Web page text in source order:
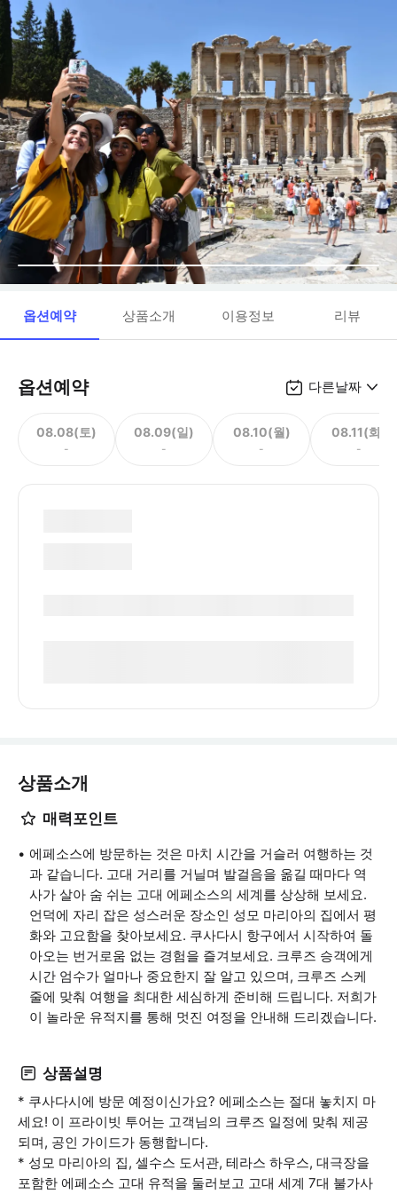
옵션예약 상품소개 이용정보 리뷰
옵션예약 다른날짜
08.08(토)
-
08.09(일)
-
08.10(월)
-
08.11(화)
-
상품소개
매력포인트
에페소스에 방문하는 것은 마치 시간을 거슬러 여행하는 것
과 같습니다. 고대 거리를 거닐며 발걸음을 옮길 때마다 역
사가 살아 숨 쉬는 고대 에페소스의 세계를 상상해 보세요.
언덕에 자리 잡은 성스러운 장소인 성모 마리아의 집에서 평
화와 고요함을 찾아보세요. 쿠사다시 항구에서 시작하여 돌
아오는 번거로움 없는 경험을 즐겨보세요. 크루즈 승객에게
시간 엄수가 얼마나 중요한지 잘 알고 있으며, 크루즈 스케
줄에 맞춰 여행을 최대한 세심하게 준비해 드립니다. 저희가
이 놀라운 유적지를 통해 멋진 여정을 안내해 드리겠습니다.
상품설명
* 쿠사다시에 방문 예정이신가요? 에페소스는 절대 놓치지 마
세요! 이 프라이빗 투어는 고객님의 크루즈 일정에 맞춰 제공
되며, 공인 가이드가 동행합니다.
* 성모 마리아의 집, 셀수스 도서관, 테라스 하우스, 대극장을
포함한 에페소스 고대 유적을 둘러보고 고대 세계 7대 불가사